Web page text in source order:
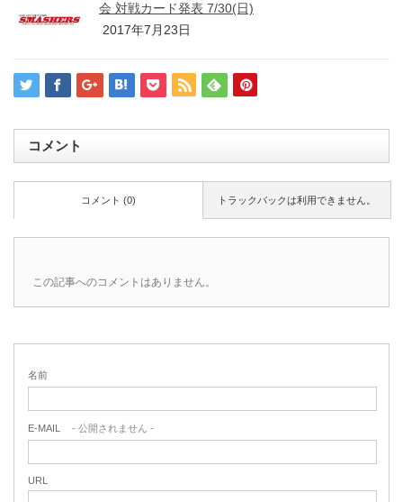
会 対戦カード発表 7/30(日)
2017年7月23日
コメント
トラックバックは利用できません。
コメント (0)
この記事へのコメントはありません。
名前
E-MAIL - 公開されません -
URL